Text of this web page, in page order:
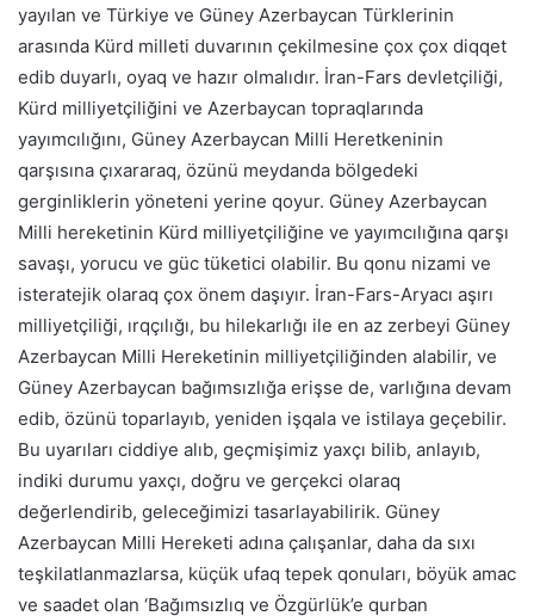
yayılan ve Türkiye ve Güney Azerbaycan Türklerinin
arasında Kürd milleti duvarının çekilmesine çox çox diqqet
edib duyarlı, oyaq ve hazır olmalıdır. İran-Fars devletçiliği,
Kürd milliyetçiliğini ve Azerbaycan topraqlarında
yayımcılığını, Güney Azerbaycan Milli Heretkeninin
qarşısına çıxararaq, özünü meydanda bölgedeki
gerginliklerin yöneteni yerine qoyur. Güney Azerbaycan
Milli hereketinin Kürd milliyetçiliğine ve yayımcılığına qarşı
savaşı, yorucu ve güc tüketici olabilir. Bu qonu nizami ve
isteratejik olaraq çox önem daşıyır. İran-Fars-Aryacı aşırı
milliyetçiliği, ırqçılığı, bu hilekarlığı ile en az zerbeyi Güney
Azerbaycan Milli Hereketinin milliyetçiliğinden alabilir, ve
Güney Azerbaycan bağımsızlığa erişse de, varlığına devam
edib, özünü toparlayıb, yeniden işqala ve istilaya geçebilir.
Bu uyarıları ciddiye alıb, geçmişimiz yaxçı bilib, anlayıb,
indiki durumu yaxçı, doğru ve gerçekci olaraq
değerlendirib, geleceğimizi tasarlayabilirik. Güney
Azerbaycan Milli Hereketi adına çalışanlar, daha da sıxı
teşkilatlanmazlarsa, küçük ufaq tepek qonuları, böyük amac
ve saadet olan ‘Bağımsızlıq ve Özgürlük’e qurban